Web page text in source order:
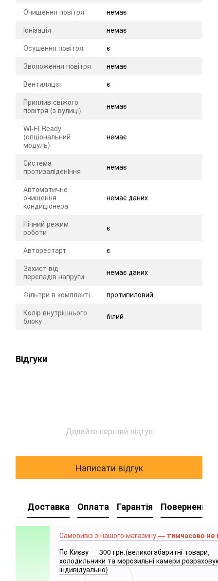
Очищення повітря
немає
Іонізація
немає
Осушення повітря
є
Зволоження повітря
немає
Вентиляція
є
Приплив свіжого
повітря (з вулиці)
немає
Wi-Fi Ready
(опціональний
модуль)
немає
Система
протизалiденiння
немає
Автоматичне
очищення
кондиціонера
немає даних
Нічний режим
роботи
є
Авторестарт
є
Захист від
перепадів напруги
немає даних
Фільтри в комплекті
протипиловий
Колір внутрішнього
блоку
білий
Відгуки
Додайте перший відгук
Написати відгук
Доставка Оплата Гарантія Повернення
Самовивіз з нашого магазину — тимчасово не
По Києву — 300 грн.(великогабаритні товари,
холодильники та морозильні камери
індивідуально)